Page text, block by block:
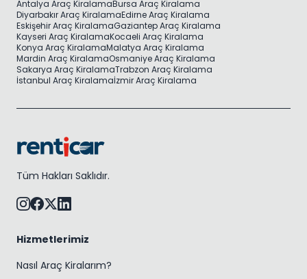
Antalya Araç KiralamaBursa Araç Kiralama
Diyarbakır Araç KiralamaEdirne Araç Kiralama
Eskişehir Araç KiralamaGaziantep Araç Kiralama
Kayseri Araç KiralamaKocaeli Araç Kiralama
Konya Araç KiralamaMalatya Araç Kiralama
Mardin Araç KiralamaOsmaniye Araç Kiralama
Sakarya Araç KiralamaTrabzon Araç Kiralama
İstanbul Araç Kiralamaİzmir Araç Kiralama
Tüm Hakları Saklıdır.
Hizmetlerimiz
Nasıl Araç Kiralarım?